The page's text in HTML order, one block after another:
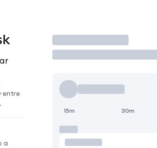
entre
a
Operar
15m 30m